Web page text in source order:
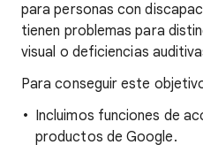
para personas con
tienen problemas para
visual o deficiencias
Para conseguir este
Incluimos funciones de
productos de Google.